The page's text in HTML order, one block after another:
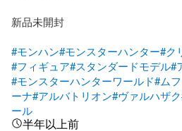
新品未開封
#モンハン#モンスターハンター#ク
#フィギュア#スタンダードモデル#
#モンスターハンターワールド#ム
ーナ#アルバトリオン#ヴァルハザク
ール
半年以上前